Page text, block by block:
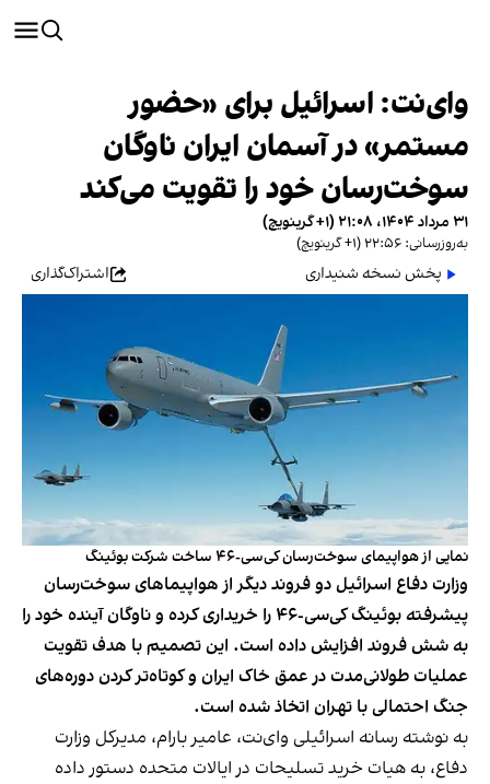
وای‌نت: اسرائیل برای «حضور
مستمر» در آسمان ایران ناوگان
سوخت‌رسان خود را تقویت می‌کند
۳۱ مرداد ۱۴۰۴، ۲۱:۰۸ (‎+۱ گرینویچ)
به‌روزرسانی: ۲۲:۵۶ (‎+۱ گرینویچ)
پخش نسخه شنیداری اشتراک‌گذاری
نمایی از هواپیمای سوخت‌رسان کی‌سی-۴۶ ساخت شرکت بوئینگ
وزارت دفاع اسرائیل دو فروند دیگر از هواپیماهای سوخت‌رسان
پیشرفته بوئینگ کی‌سی-۴۶ را خریداری کرده و ناوگان آینده خود را
به شش فروند افزایش داده است. این تصمیم با هدف تقویت
عملیات طولانی‌مدت در عمق خاک ایران و کوتاه‌تر کردن دوره‌های
جنگ احتمالی با تهران اتخاذ شده است.
به نوشته رسانه اسرائیلی وای‌نت، عامیر بارام، مدیرکل وزارت
دفاع، به هیات خرید تسلیحات در ایالات متحده دستور داده